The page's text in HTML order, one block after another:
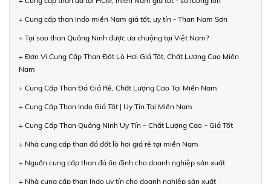
+ Cung cấp than Indo miền Nam giá tốt, uy tín - Than Nam Sơn
+ Tại sao than Quảng Ninh được ưa chuộng tại Việt Nam?
+ Đơn Vị Cung Cấp Than Đốt Lò Hơi Giá Tốt, Chất Lượng Cao Miền
Nam
+ Cung Cấp Than Đá Giá Rẻ, Chất Lượng Cao Tại Miền Nam
+ Cung Cấp Than Indo Giá Tốt | Uy Tín Tại Miền Nam
+ Cung Cấp Than Quảng Ninh Uy Tín – Chất Lượng Cao – Giá Tốt
+ Nhà cung cấp than đá đốt lò hơi giá rẻ tại miền Nam
+ Nguồn cung cấp than đá ổn định cho doanh nghiệp sản xuất
+ Nhà cung cấp than Indo uy tín cho doanh nghiệp sản xuất